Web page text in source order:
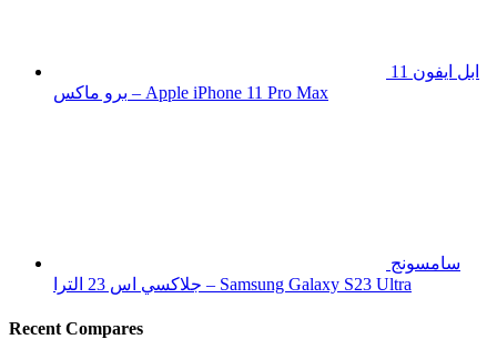
ابل ايفون 11
برو ماكس – Apple iPhone 11 Pro Max
سامسونج
جلاكسي اس 23 الترا – Samsung Galaxy S23 Ultra
Recent Compares